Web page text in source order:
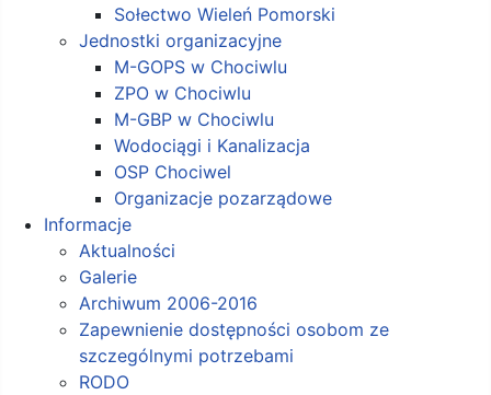
Sołectwo Wieleń Pomorski
Jednostki organizacyjne
M-GOPS w Chociwlu
ZPO w Chociwlu
M-GBP w Chociwlu
Wodociągi i Kanalizacja
OSP Chociwel
Organizacje pozarządowe
Informacje
Aktualności
Galerie
Archiwum 2006-2016
Zapewnienie dostępności osobom ze
szczególnymi potrzebami
RODO